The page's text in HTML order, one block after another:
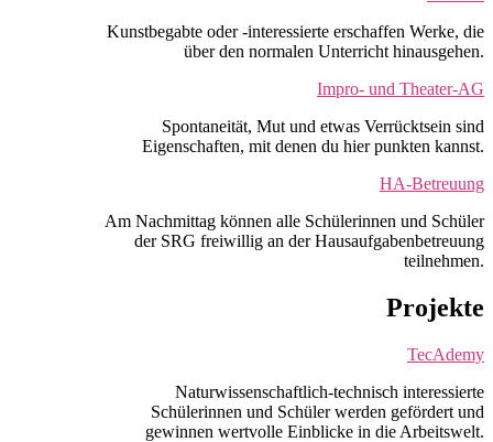
Kunstbegabte oder -interessierte erschaffen Werke, die
über den normalen Unterricht hinausgehen.
Impro- und Theater-AG
Spontaneität, Mut und etwas Verrücktsein sind
Eigenschaften, mit denen du hier punkten kannst.
HA-Betreuung
Am Nachmittag können alle Schülerinnen und Schüler
der SRG freiwillig an der Hausaufgabenbetreuung
teilnehmen.
Projekte
TecAdemy
Naturwissenschaftlich-technisch interessierte
Schülerinnen und Schüler werden gefördert und
gewinnen wertvolle Einblicke in die Arbeitswelt.